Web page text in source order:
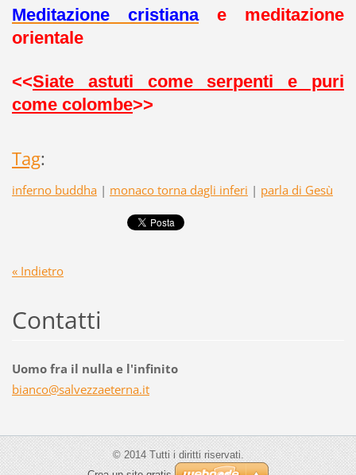
Meditazione cristianae meditazione
orientale
<<Siate astuti come serpenti e puri
come colombe>>
Tag:
inferno buddha | monaco torna dagli inferi | parla di Gesù
« Indietro
Contatti
Uomo fra il nulla e l'infinito
bianco@salvezzaeterna.it
© 2014 Tutti i diritti riservati.